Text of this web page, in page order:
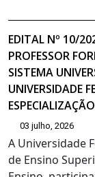
EDITAL Nº 10/
PROFESSOR
SISTEMA
UNIVERSIDADE
03 julho, 2026
A Universidade
de Ensino